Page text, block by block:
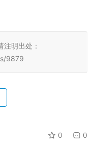
明出处：
9879
0 0